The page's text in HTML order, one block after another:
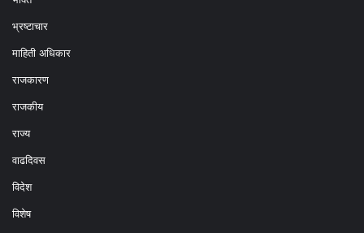
भ्रष्टाचार
माहिती अधिकार
राजकारण
राजकीय
राज्य
वाढदिवस
विदेश
विशेष